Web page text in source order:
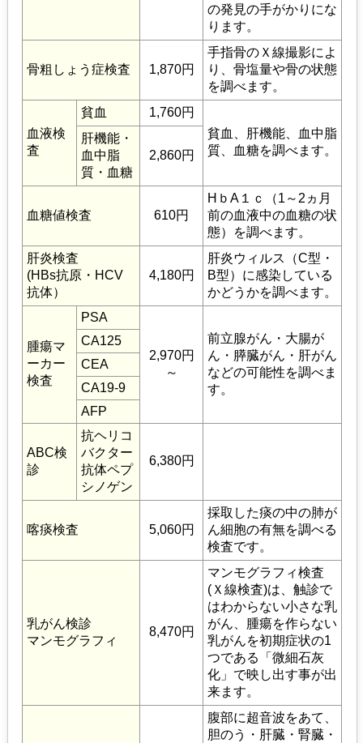
の発見の手がかりにな
ります。
骨粗しょう症検査 1,870円
手指骨のＸ線撮影によ
り、骨塩量や骨の状態
を調べます。
血液検
査
貧血
1,760円
貧血、肝機能、血中脂
質、血糖を調べます。
肝機能・
血中脂
質・血糖
2,860円
血糖値検査 610円
HｂA１ｃ（1～2ヵ月
前の血液中の血糖の状
態）を調べます。
肝炎検査
(HBs抗原・HCV
抗体）
4,180円
肝炎ウィルス（C型・
B型）に感染している
かどうかを調べます。
腫瘍マ
ーカー
検査
PSA
2,970円
～
前立腺がん・大腸が
ん・膵臓がん・肝がん
などの可能性を調べま
す。
CA125
CEA
CA19-9
AFP
ABC検
診
抗ヘリコ
バクター
抗体ペプ
シノゲン
6,380円
喀痰検査 5,060円
採取した痰の中の肺が
ん細胞の有無を調べる
検査です。
乳がん検診
マンモグラフィ
8,470円
マンモグラフィ検査
(Ｘ線検査)は、触診で
はわからない小さな乳
がん、腫瘍を作らない
乳がんを初期症状の1
つである「微細石灰
化」で映し出す事が出
来ます。
腹部に超音波をあて、
胆のう・肝臓・腎臓・